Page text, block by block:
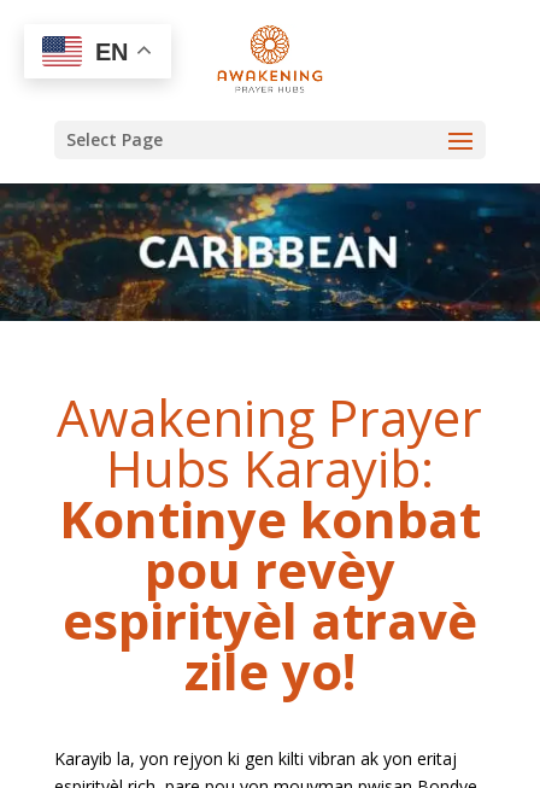
Select Page
Awakening Prayer
Hubs Karayib:
Kontinye konbat
pou revèy
espirityèl atravè
zile yo!
Karayib la, yon rejyon ki gen kilti vibran ak yon eritaj
EN